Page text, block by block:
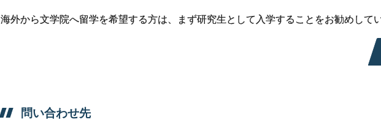
海外から文学院へ留学を希望する方は、まず研究生として入学することをお勧めして
問い合わせ先